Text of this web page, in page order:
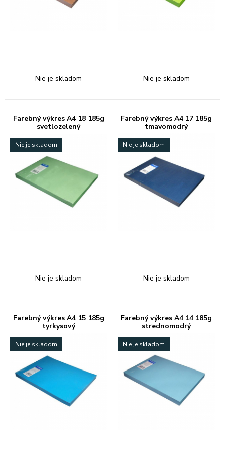
Nie je skladom Nie je skladom
Farebný výkres A4 18 185g
svetlozelený
Nie je skladom
Nie je skladom
Farebný výkres A4 17 185g
tmavomodrý
Nie je skladom
Nie je skladom
Farebný výkres A4 15 185g
tyrkysový
Nie je skladom
Farebný výkres A4 14 185g
strednomodrý
Nie je skladom